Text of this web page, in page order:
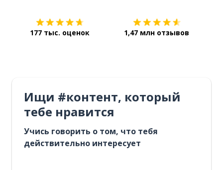
177 тыс. оценок 1,47 млн отзывов
Ищи #контент, который
тебе нравится
Учись говорить о том, что тебя
действительно интересует